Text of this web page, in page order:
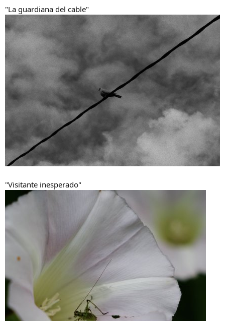
"La guardiana del cable"
"Visitante inesperado"